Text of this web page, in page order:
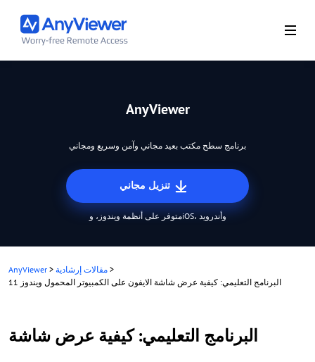
AnyViewer
برنامج سطح مكتب بعيد مجاني وآمن وسريع ومجاني
متوفر على أنظمة ويندوز، وiOS، وأندرويد
AnyViewer > مقالات إرشادية >
البرنامج التعليمي: كيفية عرض شاشة الايفون على الكمبيوتر المحمول ويندوز 11
البرنامج التعليمي: كيفية عرض شاشة